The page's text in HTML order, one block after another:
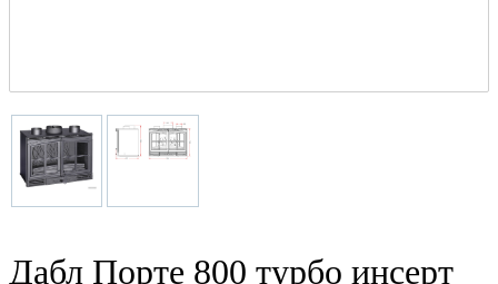
Дабл Порте 800 турбо инсерт